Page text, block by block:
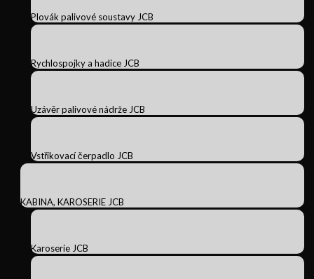
Plovák palivové soustavy JCB
Rychlospojky a hadice JCB
Uzávěr palivové nádrže JCB
Vstřikovací čerpadlo JCB
KABINA, KAROSERIE JCB
Karoserie JCB